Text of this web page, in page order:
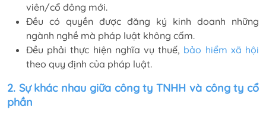
viên/cổ đông mới.
Đều có quyền được đăng ký kinh doanh những
ngành nghề mà pháp luật không cấm.
Đều phải thực hiện nghĩa vụ thuế, bảo hiểm xã hội
theo quy định của pháp luật.
2. Sự khác nhau giữa công ty TNHH và công ty cổ
phần